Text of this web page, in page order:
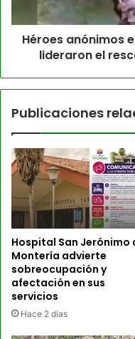
Héroes anónimos
lideraron el
Publicaciones
Hospital San Jerónimo
Montería advierte
sobreocupación y
afectación en sus
servicios
Hace 2 días